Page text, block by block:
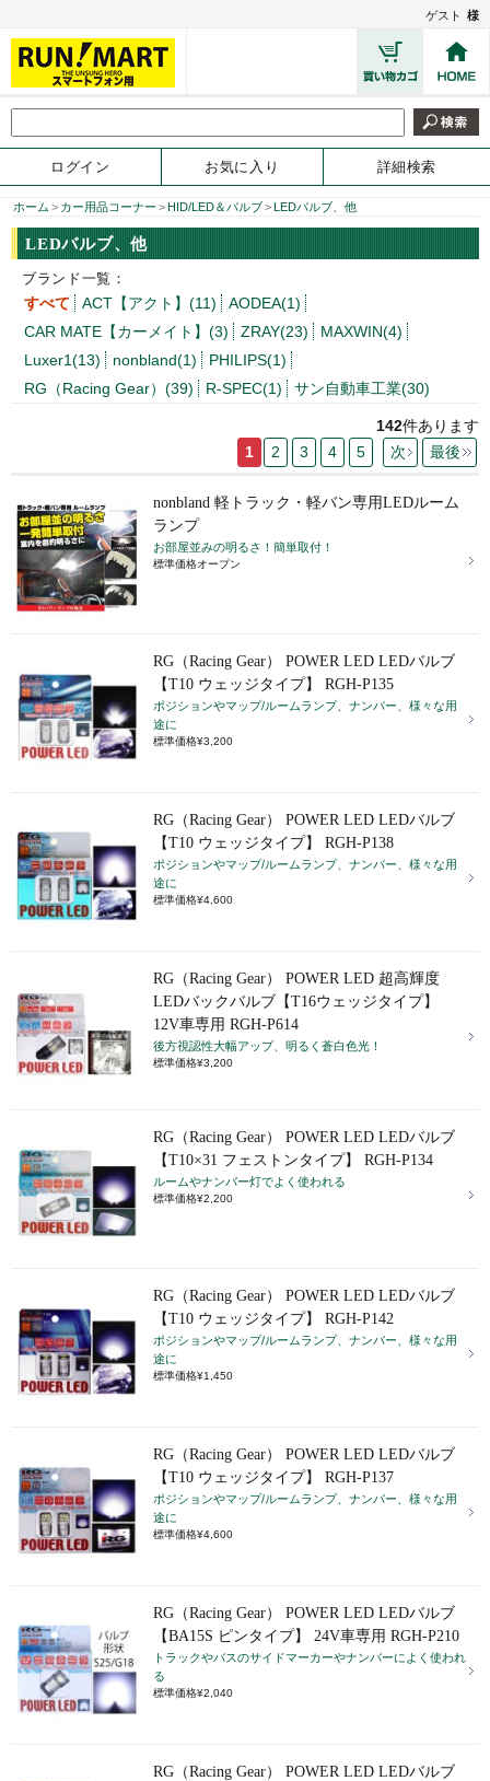
ゲスト 様
ログイン お気に入り 詳細検索
ホーム > カー用品コーナー >HID/LED＆バルブ>LEDバルブ、他
LEDバルブ、他
ブランド一覧：
すべて ACT【アクト】(11)
AODEA(1)
CAR MATE【カーメイト】(3)
ZRAY(23)
MAXWIN(4)
Luxer1(13)
nonbland(1)
PHILIPS(1)
RG（Racing Gear）(39)
R-SPEC(1) サン自動車工業(30)
142件あります
1
2 3 4 5 次 最後
nonbland 軽トラック・軽バン専用LEDルーム
ランプ
お部屋並みの明るさ！簡単取付！
標準価格オープン
RG（Racing Gear） POWER LED LEDバルブ
【T10 ウェッジタイプ】 RGH-P135
ポジションやマップ/ルームランプ、ナンバー、様々な用
途に
標準価格¥3,200
RG（Racing Gear） POWER LED LEDバルブ
【T10 ウェッジタイプ】 RGH-P138
ポジションやマップ/ルームランプ、ナンバー、様々な用
途に
標準価格¥4,600
RG（Racing Gear） POWER LED 超高輝度
LEDバックバルブ【T16ウェッジタイプ】
12V車専用 RGH-P614
後方視認性大幅アップ、明るく蒼白色光！
標準価格¥3,200
RG（Racing Gear） POWER LED LEDバルブ
【T10×31 フェストンタイプ】 RGH-P134
ルームやナンバー灯でよく使われる
標準価格¥2,200
RG（Racing Gear） POWER LED LEDバルブ
【T10 ウェッジタイプ】 RGH-P142
ポジションやマップ/ルームランプ、ナンバー、様々な用
途に
標準価格¥1,450
RG（Racing Gear） POWER LED LEDバルブ
【T10 ウェッジタイプ】 RGH-P137
ポジションやマップ/ルームランプ、ナンバー、様々な用
途に
標準価格¥4,600
RG（Racing Gear） POWER LED LEDバルブ
【BA15S ピンタイプ】 24V車専用 RGH-P210
トラックやバスのサイドマーカーやナンバーによく使われ
る
標準価格¥2,040
RG（Racing Gear） POWER LED LEDバルブ